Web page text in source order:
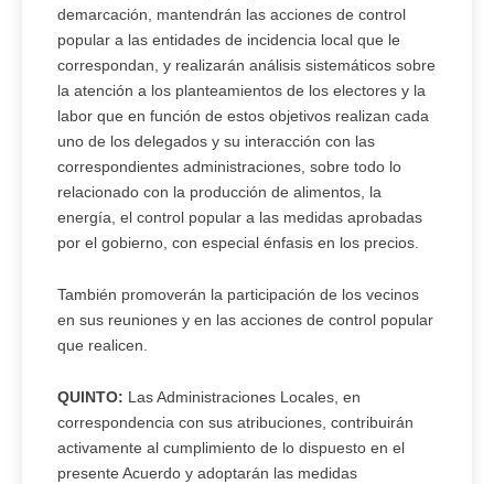
demarcación, mantendrán las acciones de control
popular a las entidades de incidencia local que le
correspondan, y realizarán análisis sistemáticos sobre
la atención a los planteamientos de los electores y la
labor que en función de estos objetivos realizan cada
uno de los delegados y su interacción con las
correspondientes administraciones, sobre todo lo
relacionado con la producción de alimentos, la
energía, el control popular a las medidas aprobadas
por el gobierno, con especial énfasis en los precios.
También promoverán la participación de los vecinos
en sus reuniones y en las acciones de control popular
que realicen.
QUINTO: Las Administraciones Locales, en
correspondencia con sus atribuciones, contribuirán
activamente al cumplimiento de lo dispuesto en el
presente Acuerdo y adoptarán las medidas